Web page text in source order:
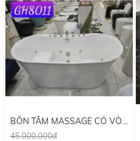
BỒN TẮM MASSAGE CÓ VÒI
1600X760X650CM
45.000.000đ